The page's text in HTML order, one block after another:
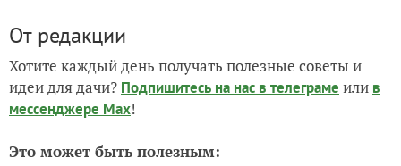
От редакции
Хотите каждый день получать полезные советы и
идеи для дачи? Подпишитесь на нас в телеграме или в
мессенджере Max!
Это может быть полезным: